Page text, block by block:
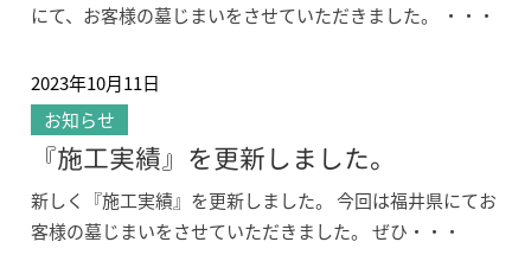
にて、お客様の墓じまいをさせていただきました。 ・・・
2023年10月11日
お知らせ
『施工実績』を更新しました。
新しく『施工実績』を更新しました。 今回は福井県にてお
客様の墓じまいをさせていただきました。 ぜひ・・・